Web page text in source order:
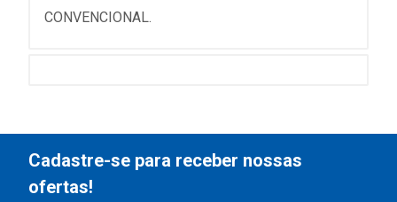
CONVENCIONAL.
Cadastre-se para receber nossas
ofertas!